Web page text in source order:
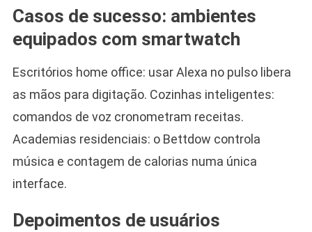
Casos de sucesso: ambientes
equipados com smartwatch
Escritórios home office: usar Alexa no pulso libera
as mãos para digitação. Cozinhas inteligentes:
comandos de voz cronometram receitas.
Academias residenciais: o Bettdow controla
música e contagem de calorias numa única
interface.
Depoimentos de usuários